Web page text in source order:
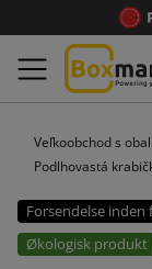
Veľkoobchod s
Podlhovastá
Forsendelse inden
Økologisk produkt